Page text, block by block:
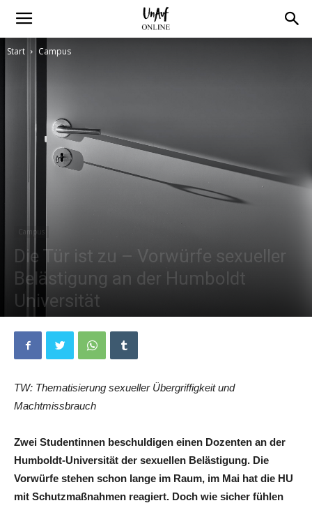
Start Campus
Campus
Die Tür ist zu – Vorwürfe sexueller
Belästigung an der Humboldt
Universität
29. Juli 2023
TW: Thematisierung sexueller Übergriffigkeit und
Machtmissbrauch
Zwei Studentinnen beschuldigen einen Dozenten an der
Humboldt-Universität der sexuellen Belästigung. Die
Vorwürfe stehen schon lange im Raum, im Mai hat die HU
mit Schutzmaßnahmen reagiert. Doch wie sicher fühlen